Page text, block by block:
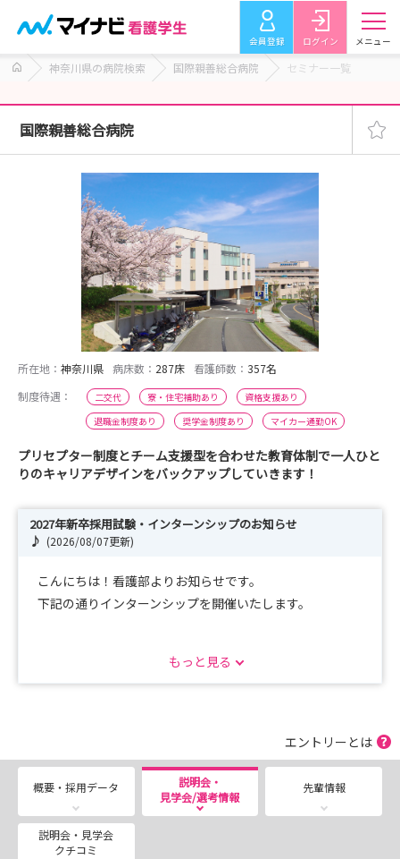
会員登録 ログイン メニュー
神奈川県の病院検索 国際親善総合病院 セミナー一覧
国際親善総合病院
所在地： 神奈川県 病床数： 287床 看護師数： 357名
制度待遇：
二交代 寮・住宅補助あり
資格支援あり
退職金制度あり
奨学金制度あり マイカー通勤OK
プリセプター制度とチーム支援型を合わせた教育体制で一人ひと
りのキャリアデザインをバックアップしていきます！
2027年新卒採用試験・インターンシップのお知らせ
♪ (2026/08/07更新)
こんにちは！看護部よりお知らせです。
下記の通りインターンシップを開催いたします。
「ここで働く自分」をイメージできる充実したプログラム
をご用意しています。
☆2026年度インターンシップ☆
【日程】8/13(木)・8/20(木)
もっと見る
エントリーとは
概要・採用データ
説明会・
見学会/選考情報
先輩情報
説明会・見学会
クチコミ